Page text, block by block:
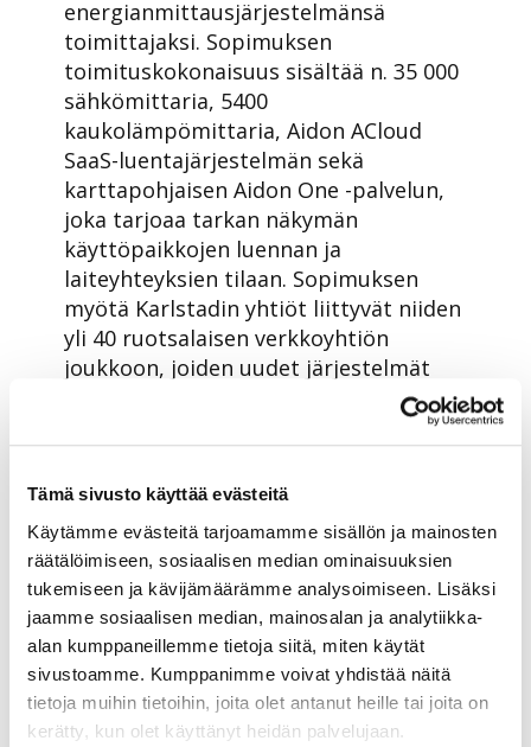
Tämä sivusto käyttää evästeitä
Käytämme evästeitä tarjoamamme sisällön ja mainosten
räätälöimiseen, sosiaalisen median ominaisuuksien
tukemiseen ja kävijämäärämme analysoimiseen. Lisäksi
jaamme sosiaalisen median, mainosalan ja analytiikka-
alan kumppaneillemme tietoja siitä, miten käytät
sivustoamme. Kumppanimme voivat yhdistää näitä
tietoja muihin tietoihin, joita olet antanut heille tai joita on
kerätty, kun olet käyttänyt heidän palvelujaan.
energianmittausjärjestelmänsä
toimittajaksi. Sopimuksen
toimituskokonaisuus sisältää n. 35 000
sähkömittaria, 5400
kaukolämpömittaria, Aidon ACloud
SaaS-luentajärjestelmän sekä
karttapohjaisen Aidon One -palvelun,
joka tarjoaa tarkan näkymän
käyttöpaikkojen luennan ja
laiteyhteyksien tilaan. Sopimuksen
myötä Karlstadin yhtiöt liittyvät niiden
yli 40 ruotsalaisen verkkoyhtiön
joukkoon, joiden uudet järjestelmät
pohjautuvat Aidonin teknologiaan.
– Uusi järjestelmä tuo asiakkaat
seuraavan askeleen kohti uudistuvaa
energiajärjestelmää, sanooAnders
Åkesson , Karlstads El- och Stadsnätin
verkkopäällikkö.
– Tällä investoinnilla mahdollistamme
uuden, vakaan ja turvallisen
mittausjärjestelmän. Samalla se
tehostaa yhtiömme sisäisiä